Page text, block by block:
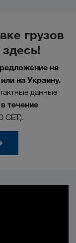
грузов
на
на Украину.
данные
в течение
CET).